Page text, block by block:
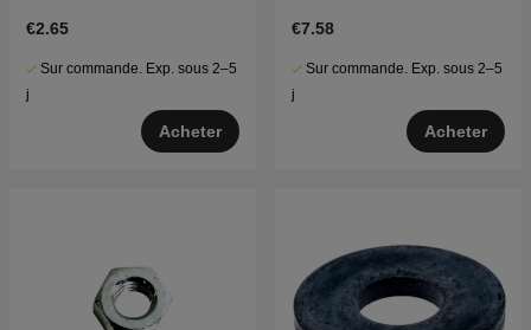
€2.65
Sur commande. Exp. sous 2–5
j
Acheter
€7.58
Sur commande. Exp. sous 2–5
j
Acheter